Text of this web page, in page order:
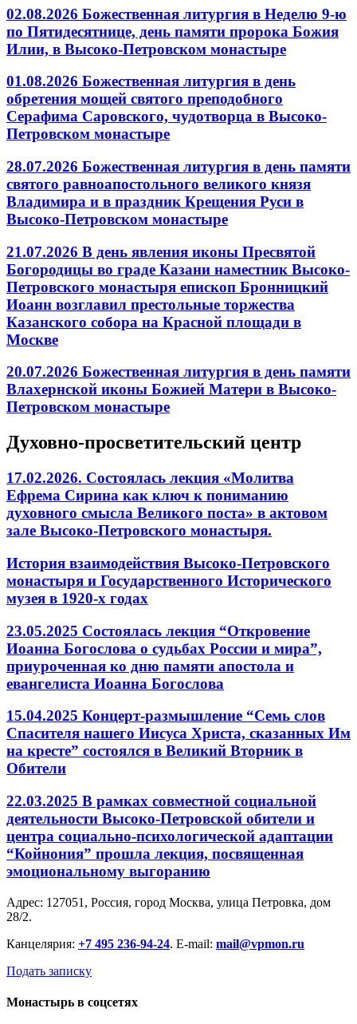
02.08.2026 Божественная литургия в Неделю 9-ю
по Пятидесятнице, день памяти пророка Божия
Илии, в Высоко-Петровском монастыре
01.08.2026 Божественная литургия в день
обретения мощей святого преподобного
Серафима Саровского, чудотворца в Высоко-
Петровском монастыре
28.07.2026 Божественная литургия в день памяти
святого равноапостольного великого князя
Владимира и в праздник Крещения Руси в
Высоко-Петровском монастыре
21.07.2026 В день явления иконы Пресвятой
Богородицы во граде Казани наместник Высоко-
Петровского монастыря епископ Бронницкий
Иоанн возглавил престольные торжества
Казанского собора на Красной площади в
Москве
20.07.2026 Божественная литургия в день памяти
Влахернской иконы Божией Матери в Высоко-
Петровском монастыре
Духовно-просветительский центр
17.02.2026. Состоялась лекция «Молитва
Ефрема Сирина как ключ к пониманию
духовного смысла Великого поста» в актовом
зале Высоко-Петровского монастыря.
История взаимодействия Высоко-Петровского
монастыря и Государственного Исторического
музея в 1920-х годах
23.05.2025 Состоялась лекция “Откровение
Иоанна Богослова о судьбах России и мира”,
приуроченная ко дню памяти апостола и
евангелиста Иоанна Богослова
15.04.2025 Концерт-размышление “Семь слов
Спасителя нашего Иисуса Христа, сказанных Им
на кресте” состоялся в Великий Вторник в
Обители
22.03.2025 В рамках совместной социальной
деятельности Высоко-Петровской обители и
центра социально-психологической адаптации
“Койнония” прошла лекция, посвященная
эмоциональному выгоранию
Адрес: 127051, Россия, город Москва, улица Петровка, дом
28/2.
Канцелярия: +7 495 236-94-24. E-mail: mail@vpmon.ru
Подать записку
Монастырь в соцсетях